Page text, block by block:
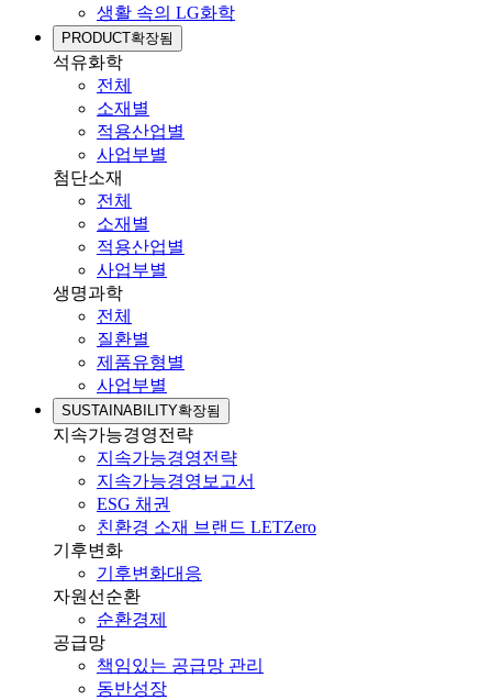
생활 속의 LG화학
PRODUCT확장됨
석유화학
전체
소재별
적용산업별
사업부별
첨단소재
전체
소재별
적용산업별
사업부별
생명과학
전체
질환별
제품유형별
사업부별
SUSTAINABILITY확장됨
지속가능경영전략
지속가능경영전략
지속가능경영보고서
ESG 채권
친환경 소재 브랜드 LETZero
기후변화
기후변화대응
자원선순환
순환경제
공급망
책임있는 공급망 관리
동반성장